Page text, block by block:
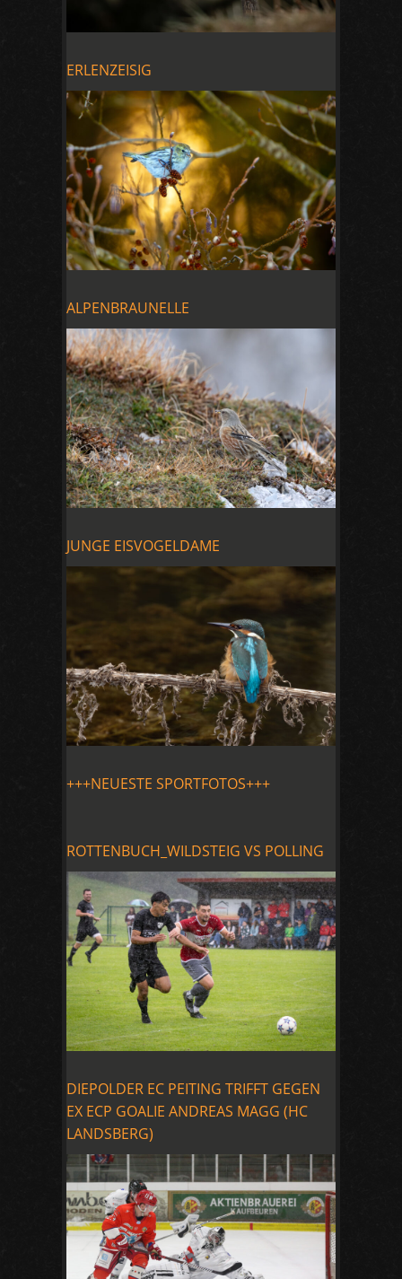
ERLENZEISIG
ALPENBRAUNELLE
JUNGE EISVOGELDAME
+++NEUESTE SPORTFOTOS+++
ROTTENBUCH_WILDSTEIG VS POLLING
DIEPOLDER EC PEITING TRIFFT GEGEN
EX ECP GOALIE ANDREAS MAGG (HC
LANDSBERG)